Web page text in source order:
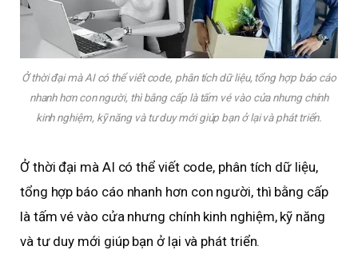
Ở thời đại mà AI có thể viết code, phân tích dữ liệu, tổng hợp báo cáo
nhanh hơn con người, thì bằng cấp là tấm vé vào cửa nhưng chính
kinh nghiệm, kỹ năng và tư duy mới giúp bạn ở lại và phát triển.
Ở thời đại mà AI có thể viết code, phân tích dữ liệu,
tổng hợp báo cáo nhanh hơn con người, thì bằng cấp
là tấm vé vào cửa nhưng chính kinh nghiệm, kỹ năng
và tư duy mới giúp bạn ở lại và phát triển.